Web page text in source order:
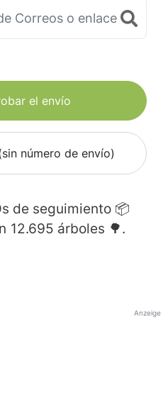
el envío
número de envío)
de seguimiento 📦
12.695 árboles 🌳.
Anzeige